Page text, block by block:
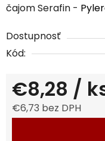
čajom Serafin -
Dostupnosť
Kód:
€8,28 /
€6,73 bez DPH